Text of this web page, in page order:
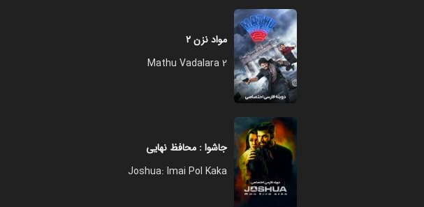
مواد نزن ۲
Mathu Vadalara 2
جاشوا : محافظ نهایی
Joshua: Imai Pol Kaka